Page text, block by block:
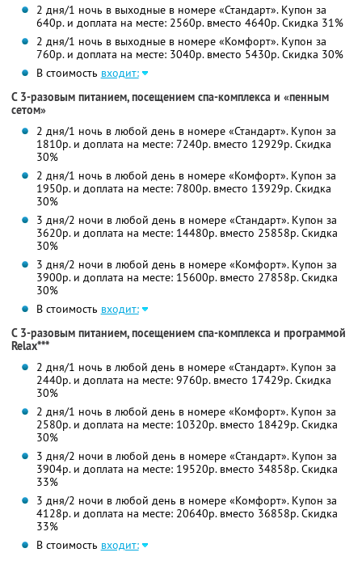
2 дня/1 ночь в выходные в номере «Стандарт». Купон за
640р. и доплата на месте: 2560р. вместо 4640р. Скидка 31%
2 дня/1 ночь в выходные в номере «Комфорт». Купон за
760р. и доплата на месте: 3040р. вместо 5430р. Скидка 30%
В стоимость входит:
С 3-разовым питанием, посещением спа-комплекса и «пенным
сетом»
2 дня/1 ночь в любой день в номере «Стандарт». Купон за
1810р. и доплата на месте: 7240р. вместо 12929р. Скидка
30%
2 дня/1 ночь в любой день в номере «Комфорт». Купон за
1950р. и доплата на месте: 7800р. вместо 13929р. Скидка
30%
3 дня/2 ночи в любой день в номере «Стандарт». Купон за
3620р. и доплата на месте: 14480р. вместо 25858р. Скидка
30%
3 дня/2 ночи в любой день в номере «Комфорт». Купон за
3900р. и доплата на месте: 15600р. вместо 27858р. Скидка
30%
В стоимость входит:
С 3-разовым питанием, посещением спа-комплекса и программой
Relax***
2 дня/1 ночь в любой день в номере «Стандарт». Купон за
2440р. и доплата на месте: 9760р. вместо 17429р. Скидка
30%
2 дня/1 ночь в любой день в номере «Комфорт». Купон за
2580р. и доплата на месте: 10320р. вместо 18429р. Скидка
30%
3 дня/2 ночи в любой день в номере «Стандарт». Купон за
3904р. и доплата на месте: 19520р. вместо 34858р. Скидка
33%
3 дня/2 ночи в любой день в номере «Комфорт». Купон за
4128р. и доплата на месте: 20640р. вместо 36858р. Скидка
33%
В стоимость входит: